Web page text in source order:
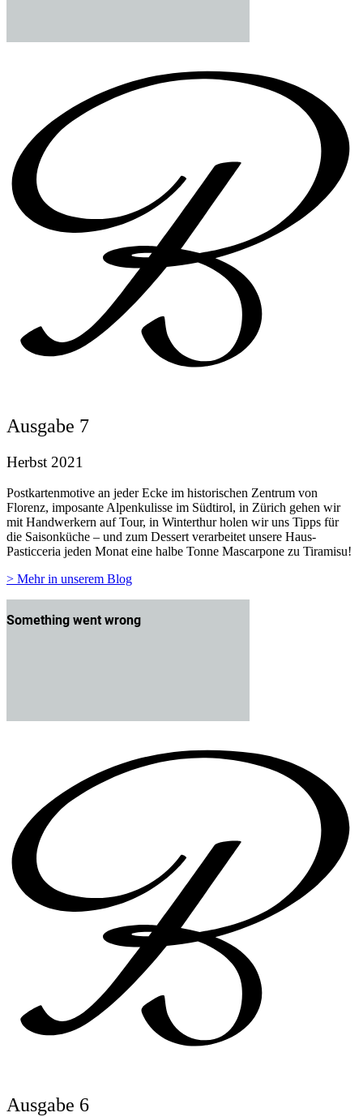
Ausgabe 7
Herbst 2021
Postkartenmotive an jeder Ecke im historischen Zentrum von
Florenz, imposante Alpenkulisse im Südtirol, in Zürich gehen wir
mit Handwerkern auf Tour, in Winterthur holen wir uns Tipps für
die Saisonküche – und zum Dessert verarbeitet unsere Haus-
Pasticceria jeden Monat eine halbe Tonne Mascarpone zu Tiramisu!
> Mehr in unserem Blog
Ausgabe 6